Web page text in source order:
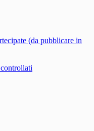
(da pubblicare in